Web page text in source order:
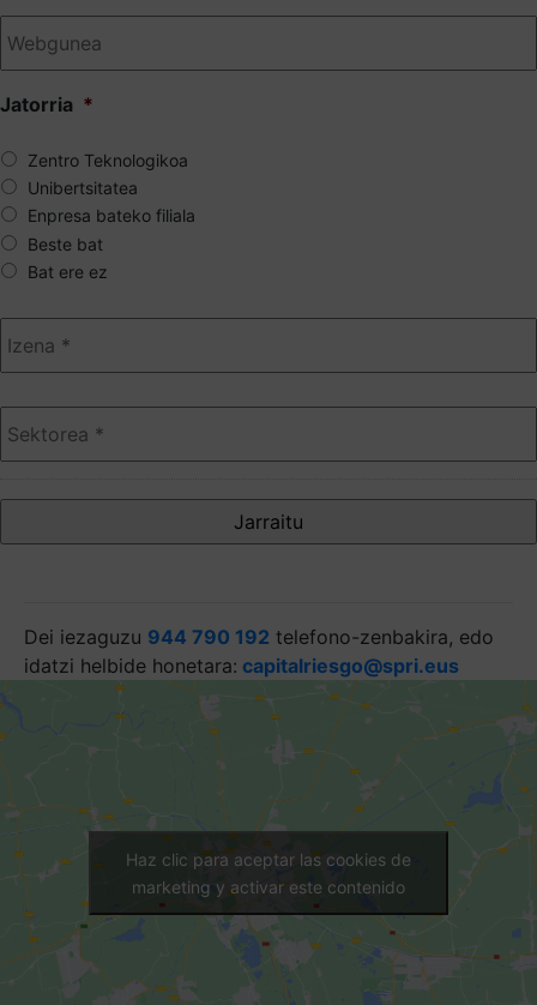
Webgunea
Jatorria *
Zentro Teknologikoa
Unibertsitatea
Enpresa bateko filiala
Beste bat
Bat ere ez
Izena *
Sektorea *
Haz clic para aceptar las cookies de
marketing y activar este contenido
Dei iezaguzu 944 790 192 telefono-zenbakira, edo
idatzi helbide honetara: capitalriesgo@spri.eus